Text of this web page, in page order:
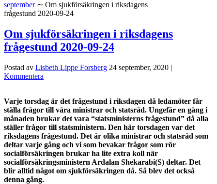
september ∼ Om sjukförsäkringen i riksdagens
frågestund 2020-09-24
Om sjukförsäkringen i riksdagens
frågestund 2020-09-24
Postad av Lisbeth Lippe Forsberg 24 september, 2020 |
Kommentera
Varje torsdag är det frågestund i riksdagen då ledamöter får
ställa frågor till våra ministrar och statsråd. Ungefär en gång i
månaden brukar det vara “statsministerns frågestund” då alla
ställer frågor till statsministern. Den här torsdagen var det
riksdagens frågestund. Det är olika ministrar och statsråd som
deltar varje gång och vi som bevakar frågor som rör
socialförsäkringen brukar ha lite extra koll när
socialförsäkringsministern Ardalan Shekarabi(S) deltar. Det
blir alltid något om sjukförsäkringen då. Så blev det också
denna gång.